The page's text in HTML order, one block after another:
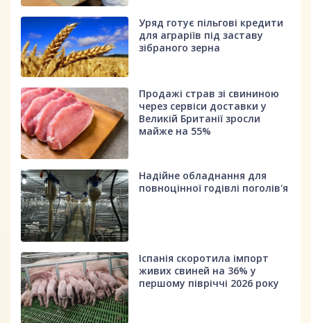
Уряд готує пільгові кредити
для аграріїв під заставу
зібраного зерна
Продажі страв зі свининою
через сервіси доставки у
Великій Британії зросли
майже на 55%
Надійне обладнання для
повноцінної годівлі поголів'я
Іспанія скоротила імпорт
живих свиней на 36% у
першому півріччі 2026 року